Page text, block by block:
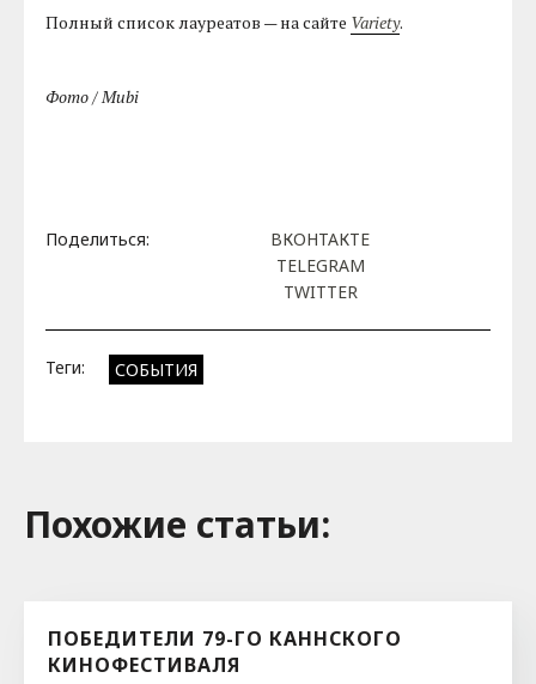
Полный список лауреатов — на сайте Variety.
Фото / Mubi
Поделиться:
ВКОНТАКТЕ
TELEGRAM
TWITTER
Теги: СОБЫТИЯ
Похожие cтатьи:
ПОБЕДИТЕЛИ 79-ГО КАННСКОГО
КИНОФЕСТИВАЛЯ